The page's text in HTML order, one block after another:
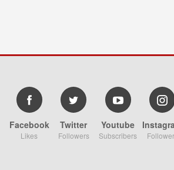
Facebook
Likes
Twitter
Followers
Youtube
Subscribers